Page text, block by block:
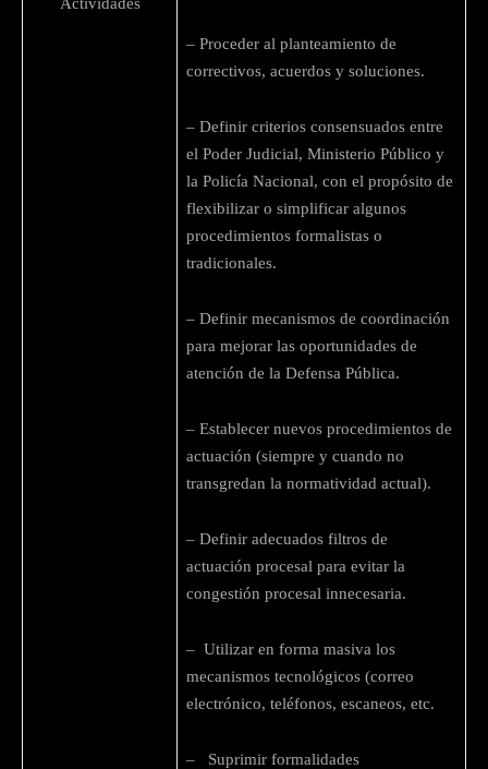
– Proceder al planteamiento de
correctivos, acuerdos y soluciones.
– Definir criterios consensuados entre
el Poder Judicial, Ministerio Público y
la Policía Nacional, con el propósito de
flexibilizar o simplificar algunos
procedimientos formalistas o
tradicionales.
– Definir mecanismos de coordinación
para mejorar las oportunidades de
atención de la Defensa Pública.
– Establecer nuevos procedimientos de
actuación (siempre y cuando no
transgredan la normatividad actual).
– Definir adecuados filtros de
actuación procesal para evitar la
congestión procesal innecesaria.
– Utilizar en forma masiva los
mecanismos tecnológicos (correo
electrónico, teléfonos, escaneos, etc.
– Suprimir formalidades